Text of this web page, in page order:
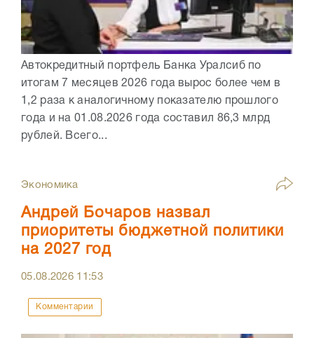
Автокредитный портфель Банка Уралсиб по
итогам 7 месяцев 2026 года вырос более чем в
1,2 раза к аналогичному показателю прошлого
года и на 01.08.2026 года составил 86,3 млрд
рублей. Всего...
Экономика
Андрей Бочаров назвал
приоритеты бюджетной политики
на 2027 год
05.08.2026 11:53
Комментарии